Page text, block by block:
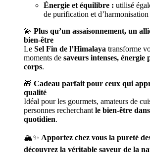
Énergie et équilibre : utilisé
de purification et d’harmonisation
💫 Plus qu’un assaisonnement, un
bien-être
Le Sel Fin de l’Himalaya transforme
moments de saveurs intenses, énergie
corps.
🎁 Cadeau parfait pour ceux qui
qualité
Idéal pour les gourmets, amateurs de
personnes recherchant le bien-être
quotidien.
🏔️✨ Apportez chez vous la pureté
découvrez la véritable saveur de la